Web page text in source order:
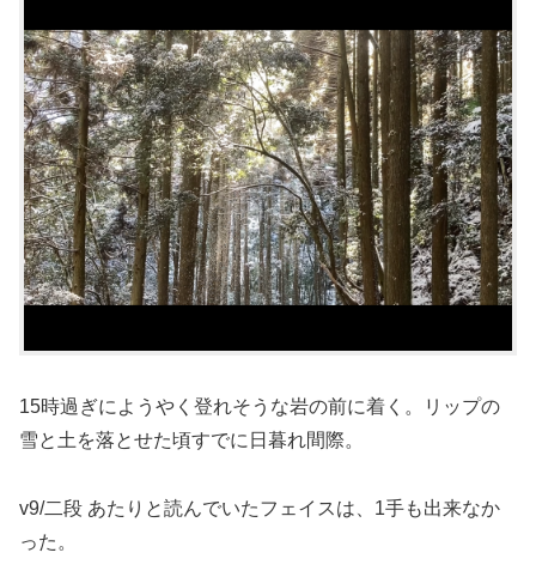
15時過ぎにようやく登れそうな岩の前に着く。リップの
雪と土を落とせた頃すでに日暮れ間際。
v9/二段 あたりと読んでいたフェイスは、1手も出来なか
った。